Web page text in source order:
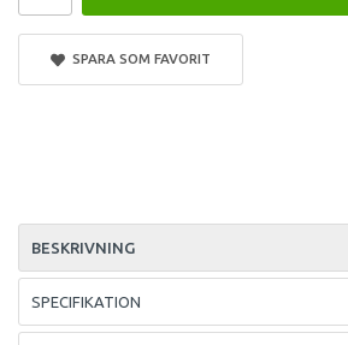
SPARA SOM FAVORIT
BESKRIVNING
SPECIFIKATION